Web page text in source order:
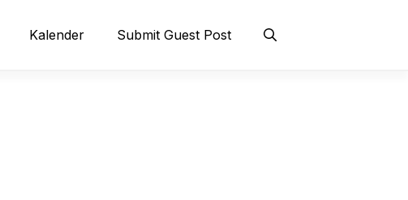
Kalender Submit Guest Post